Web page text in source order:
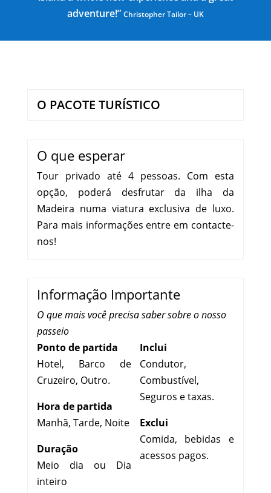
adventure!” Christopher Tailor – UK
O PACOTE TURÍSTICO
O que esperar
Tour privado até 4 pessoas. Com esta
opção, poderá desfrutar da ilha da
Madeira numa viatura exclusiva de luxo.
Para mais informações entre em contacte-
nos!
Informação Importante
O que mais você precisa saber sobre o nosso
passeio
Ponto de partida
Hotel, Barco de
Cruzeiro, Outro.
Hora de partida
Manhã, Tarde, Noite
Duração
Meio dia ou Dia
inteiro
Inclui
Condutor,
Combustível,
Seguros e taxas.
Exclui
Comida, bebidas e
acessos pagos.